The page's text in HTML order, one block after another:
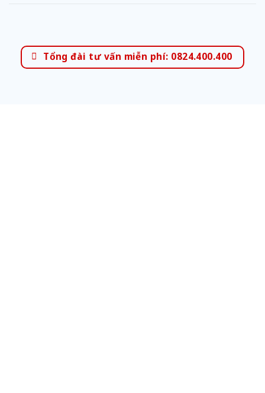
Tổng đài tư vấn miễn phí: 0824.400.400